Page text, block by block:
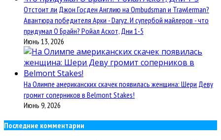
Отстоит ли Джон Госден Англию на Ombudsman и Trawlerman?
Авантюра победителя Арки - Daryz. И супербой майлеров - что
придумал О Брайн? Ройал Аскот, Дни 1-5
Июнь 13, 2026
На Олимпе американских скачек появилась женщина: Шери Деву
громит соперников в Belmont Stakes!
Июнь 9, 2026
Последние комментарии